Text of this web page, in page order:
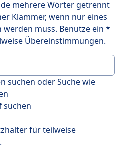
mehrere Wörter getrennt
Klammer, wenn nur eines
muss. Benutze ein *
Übereinstimmungen.
suchen oder Suche wie
suchen
für teilweise